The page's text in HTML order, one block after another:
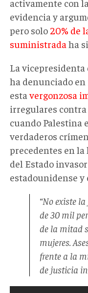
activamente con
evidencia y
pero solo 20% de
suministrada ha
La vicepresidenta
ha denunciado
estavergonzosa
irregulares
cuando Palestina
verdaderos
precedentes en
del Estado
estadounidense y
“No existe
de 30 mil
de la mitad
mujeres.
frente a la
de justicia